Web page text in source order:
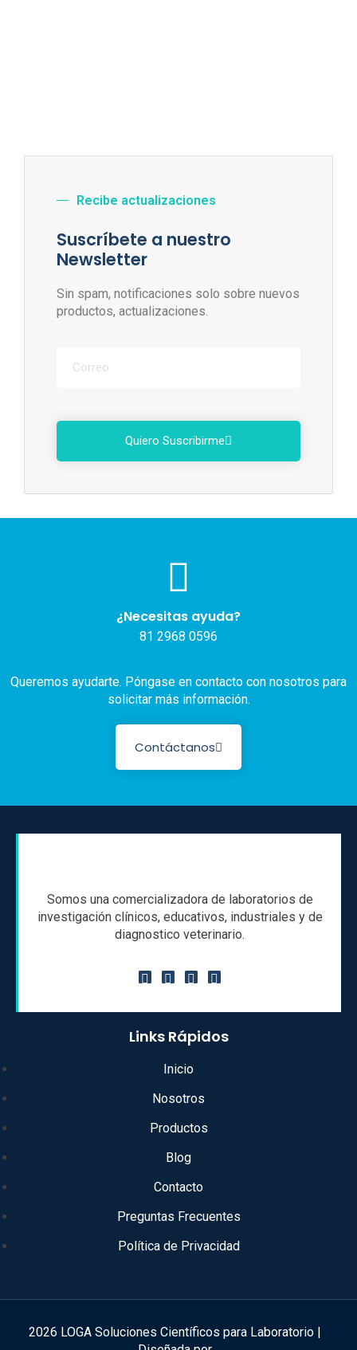
Recibe actualizaciones
Suscríbete a nuestro
Newsletter
Sin spam, notificaciones solo sobre nuevos
productos, actualizaciones.
Quiero Suscribirme
¿Necesitas ayuda?
81 2968 0596
Queremos ayudarte. Póngase en contacto con nosotros para
solicitar más información.
Contáctanos
Somos una comercializadora de laboratorios de
investigación clínicos, educativos, industriales y de
diagnostico veterinario.
Links Rápidos
Inicio
Nosotros
Productos
Blog
Contacto
Preguntas Frecuentes
Política de Privacidad
2026 LOGA Soluciones Científicos para Laboratorio |